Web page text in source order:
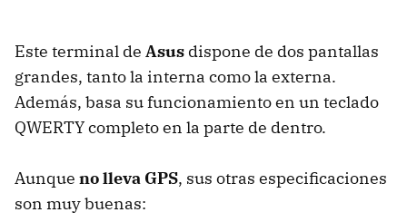
Este terminal de Asus dispone de dos pantallas
grandes, tanto la interna como la externa.
Además, basa su funcionamiento en un teclado
QWERTY completo en la parte de dentro.
Aunque no lleva GPS, sus otras especificaciones
son muy buenas: